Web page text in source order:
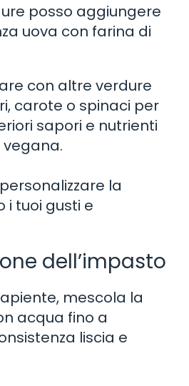
posso aggiungere
uova con farina di
con altre verdure
carote o spinaci per
sapori e nutrienti
la
i tuoi gusti e
dell’impasto
mescola la
acqua fino a
liscia e